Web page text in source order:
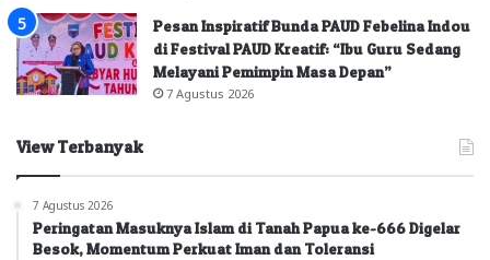
Pesan Inspiratif Bunda PAUD Febelina Indou
di Festival PAUD Kreatif: “Ibu Guru Sedang
Melayani Pemimpin Masa Depan”
7 Agustus 2026
View Terbanyak
7 Agustus 2026
Peringatan Masuknya Islam di Tanah Papua ke-666 Digelar
Besok, Momentum Perkuat Iman dan Toleransi